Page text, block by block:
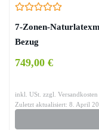
7-Zonen-
Bezug
749,00 €
inkl. USt. zzgl. Versandkosten
Zuletzt aktualisiert: 8. April